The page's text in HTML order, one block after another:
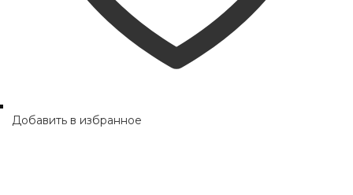
Добавить в избранное